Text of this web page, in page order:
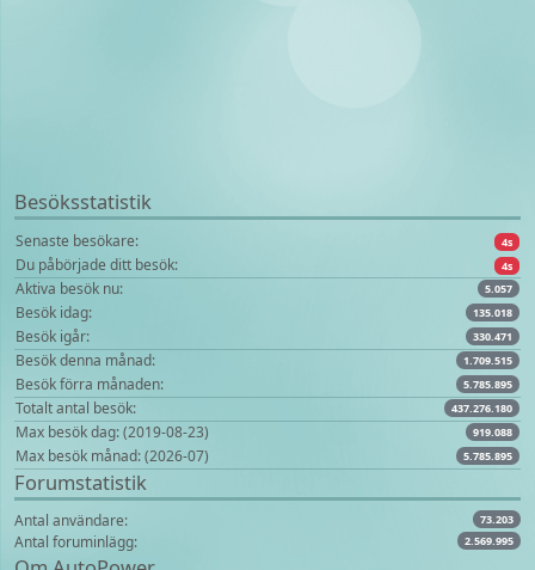
Besöksstatistik
Senaste besökare: 4s
Du påbörjade ditt besök: 4s
Aktiva besök nu: 5.057
Besök idag: 135.018
Besök igår: 330.471
Besök denna månad: 1.709.515
Besök förra månaden: 5.785.895
Totalt antal besök: 437.276.180
Max besök dag: (2019-08-23) 919.088
Max besök månad: (2026-07) 5.785.895
Forumstatistik
Antal användare: 73.203
Antal foruminlägg: 2.569.995